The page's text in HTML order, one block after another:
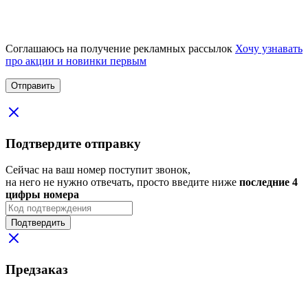
Соглашаюсь на получение рекламных рассылок Хочу узнавать
про акции и новинки первым
Подтвердите отправку
Сейчас на ваш номер поступит звонок,
на него не нужно отвечать, просто введите ниже последние 4
цифры номера
Подтвердить
Предзаказ